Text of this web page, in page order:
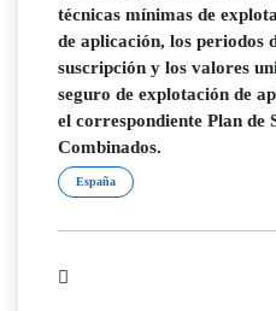
técnicas mínimas de
de aplicación, los periodos
suscripción y los valores
seguro de explotación de
el correspondiente Plan de
Combinados.
España